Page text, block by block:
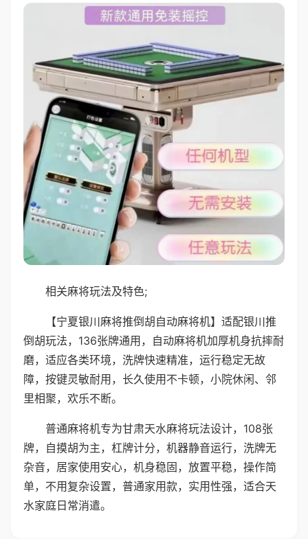
相关麻将玩法及特色;
【宁夏银川麻将推倒胡自动麻将机】适配银川推
倒胡玩法，136张牌通用，自动麻将机加厚机身抗摔耐
磨，适应各类环境，洗牌快速精准，运行稳定无故
障，按键灵敏耐用，长久使用不卡顿，小院休闲、邻
里相聚，欢乐不断。
普通麻将机专为甘肃天水麻将玩法设计，108张
牌，自摸胡为主，杠牌计分，机器静音运行，洗牌无
杂音，居家使用安心，机身稳固，放置平稳，操作简
单，不用复杂设置，普通家用款，实用性强，适合天
水家庭日常消遣。